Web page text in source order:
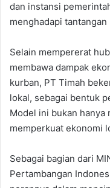
dan instansi
menghadapi
Selain mempererat
membawa dampak
kurban, PT Timah
lokal, sebagai bentuk
Model ini bukan hanya
memperkuat ekonomi
Sebagai bagian dari
Pertambangan